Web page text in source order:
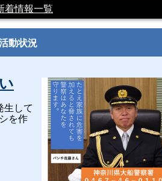
着情報一覧
動状況
生して
を作